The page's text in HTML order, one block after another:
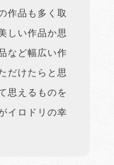
作品も多く取
しい作品か思
など幅広い作
だけたらと思
思えるものを
イロドリの幸